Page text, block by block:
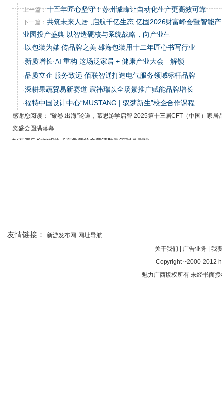
上一篇：十五年匠心坚守！苏州诚峰让自动化生产更高效可靠
下一篇： 共筑未来人居.;启航千亿生态 亿固2026财富峰会暨智能产
业园投产盛典 以智造硬核与系统战略，向产业生
· 以包装为媒 传品牌之美 雄海包装用十二年匠心书写行业
·新质增长·AI 重构 这场泛家居 + 健康产业大会，解锁
·品质立企 服务致远 佰联智通打造电气服务领域标杆品牌
·深耕果蔬贸易新赛道 宸祎瑞以全场景推广赋能品牌增长
·福特中国设计中心“MUSTANG | 驭梦新生”校企合作课程
感谢您阅读： “破卷.出海”论道，慕思游学启智 2025第十三届CFT（中国）家居
奖盛会圆满落幕
如有违反您的权益或有争意的文章请联系管理员删除
友情链接： 新游发布网 网址导航
关于我们
广告业务
我
Copyright ~2000-2012
魅力广西版权所有 未经书面